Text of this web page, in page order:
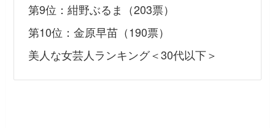
第9位：紺野ぶるま（203票）
第10位：金原早苗（190票）
美人な女芸人ランキング＜30代以下＞